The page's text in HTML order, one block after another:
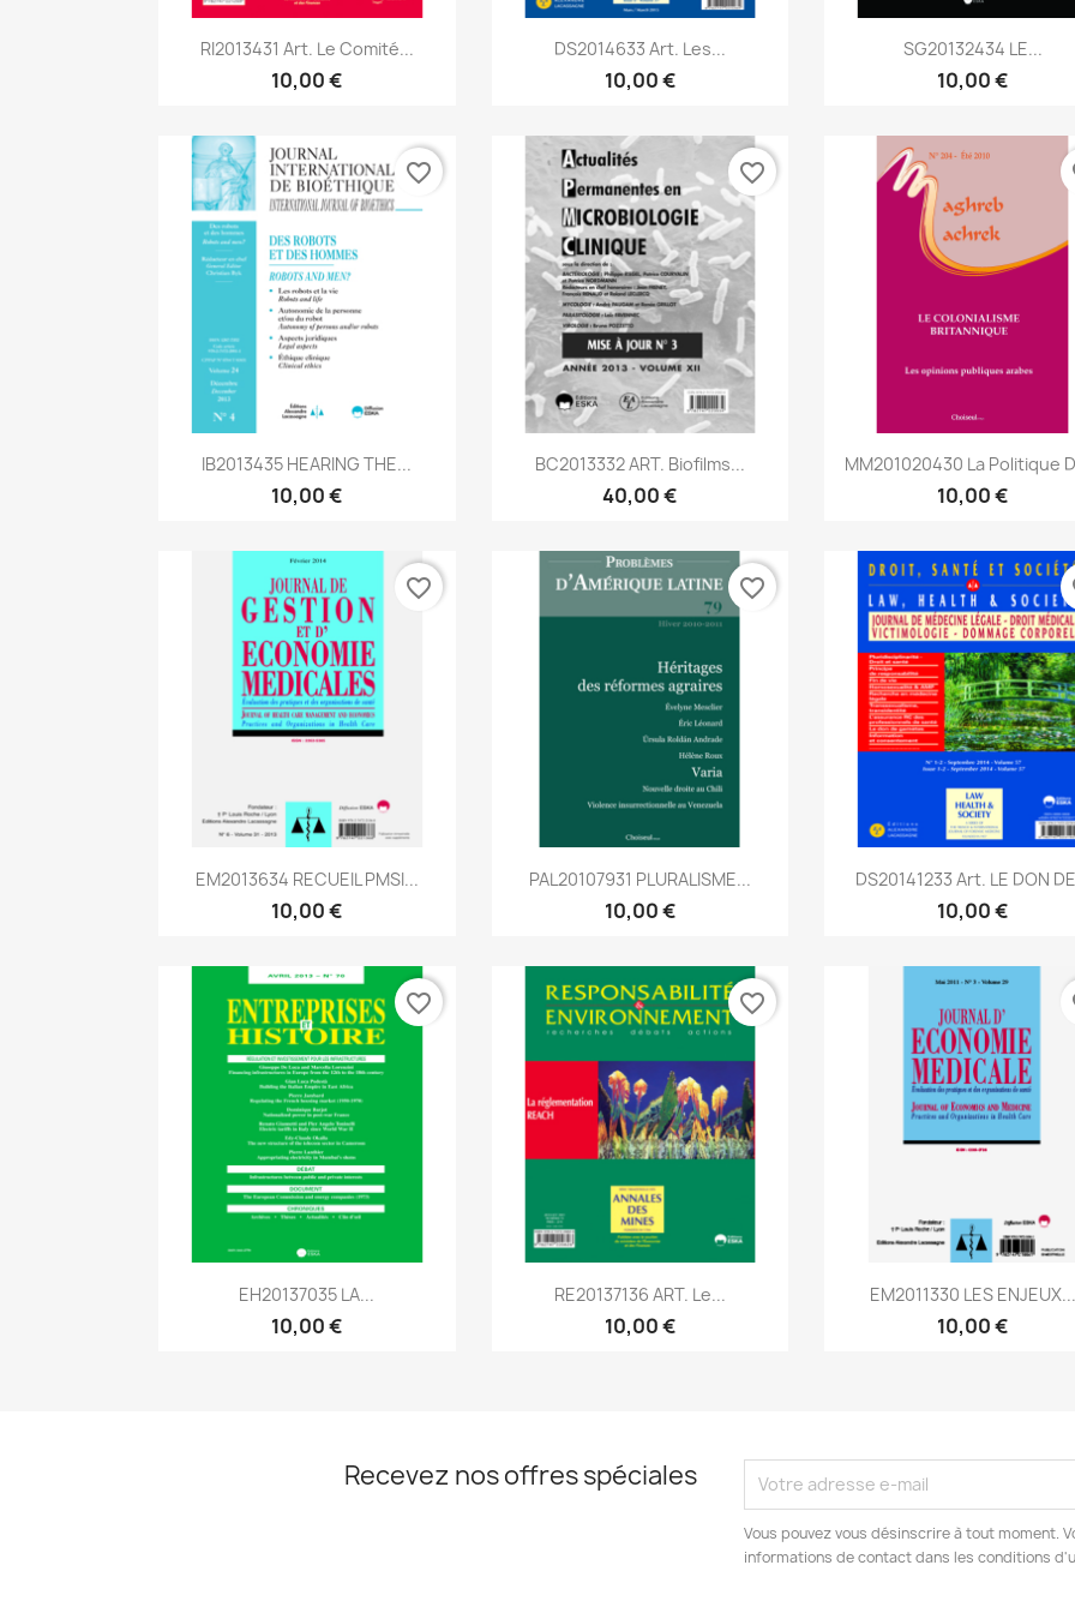
Aperçu rapide
RI2013431 Art. Le Comité...
10,00 €
Aperçu rapide
DS2014633 Art. Les...
10,00 €
Aperçu rapide
SG20132434 LE...
10,00 €
Aperçu rapide
IB2013435 HEARING THE...
10,00 €
favorite_border
Aperçu rapide
BC2013332 ART. Biofilms...
40,00 €
favorite_border
Aperçu rapide
MM201020430 La Politique
10,00 €
Aperçu rapide
EM2013634 RECUEIL PMSI...
10,00 €
favorite_border
Aperçu rapide
PAL20107931 PLURALISME...
10,00 €
favorite_border
Aperçu rapide
DS20141233 Art. LE DON
10,00 €
Aperçu rapide
EH20137035 LA...
10,00 €
favorite_border
Aperçu rapide
RE20137136 ART. Le...
10,00 €
favorite_border
Aperçu rapide
EM2011330 LES ENJEUX...
10,00 €
Recevez nos offres spéciales
Vous pouvez vous désinscrire à tout moment.
informations de contact dans les conditions